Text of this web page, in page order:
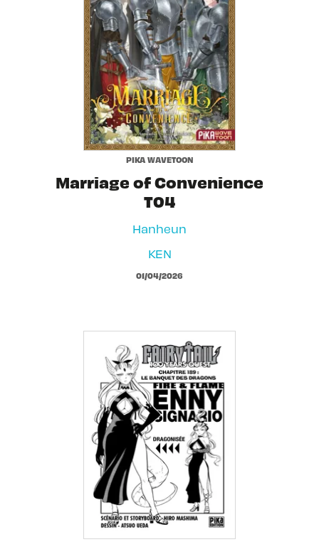
PIKA WAVETOON
Marriage of Convenience
T04
Hanheun
KEN
01/04/2026